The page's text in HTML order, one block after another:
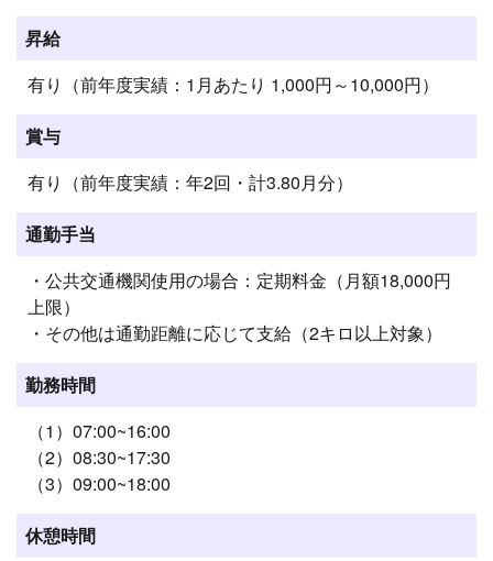
昇給
有り（前年度実績：1月あたり 1,000円～10,000円）
賞与
有り（前年度実績：年2回・計3.80月分）
通勤手当
・公共交通機関使用の場合：定期料金（月額18,000円
上限）
・その他は通勤距離に応じて支給（2キロ以上対象）
勤務時間
（1）07:00~16:00
（2）08:30~17:30
（3）09:00~18:00
休憩時間